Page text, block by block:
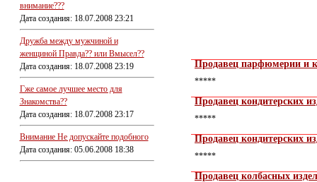
внимание???
Дата создания: 18.07.2008 23:21
Дружба между мужчиной и
женщиной Правда?? или Вмысел??
Дата создания: 18.07.2008 23:19
Гже самое лучшее место для
Знакомства??
Дата создания: 18.07.2008 23:17
Внимание Не допускайте подобного
Дата создания: 05.06.2008 18:38
Продавец парфюмерии и
*****
Продавец кондитерских
*****
Продавец кондитерских
*****
Продавец колбасных